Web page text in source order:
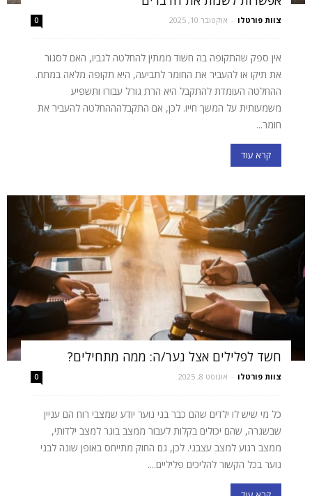
צוות פורטלו - אוקטובר 10, 2025 0
אין ספק שהתקופה בה חשוד ממתין להחלטה לגביו, האם לסגור
את תיקו או להעביר את החומר לתביעה, היא תקופה מלאה במתח.
ההחלטה העומדת להתקבל היא הרת גורל עבורו ותשפיע
משמעותית על המשך חייו. לכן, אם התקבלהההחלטה להעביר את
חומר...
קרא עוד
חשד לפלילים אצל נער/ה: ממה מתחילים?
צוות פורטלו - אוגוסט 8, 2025 0
כל מי שיש לו ילדים שהם כבר בני נוער יודע שמצבי רוח הם עניין
שבשגרה, שהם יכולים בקלות לעבור ממצב בוגר למצב ילדותי,
ממצב רגוע למצב עצבני. לכן, גם החוק מתייחס באופן שונה לבני
נוער בכל הקשור להליכים פליליים....